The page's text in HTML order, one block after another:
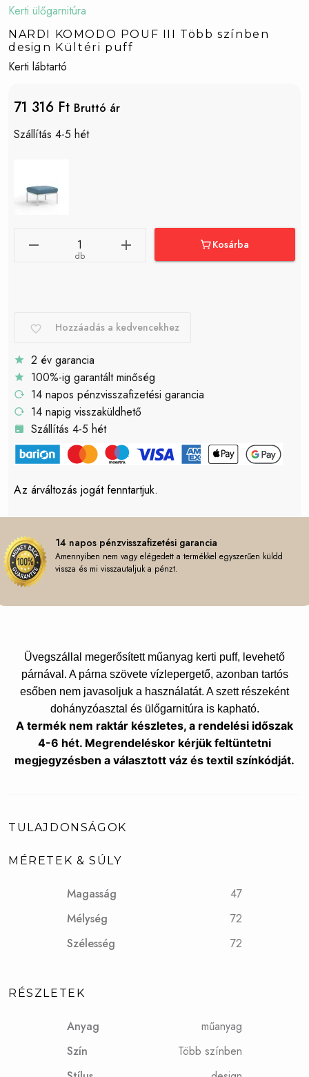
Kerti ülőgarnitúra
NARDI KOMODO POUF III Több színben
design Kültéri puff
Kerti lábtartó
71 316 Ft Bruttó ár
Szállítás 4-5 hét
db
Kosárba
Hozzáadás a kedvencekhez
2 év garancia
100%-ig garantált minőség
14 napos pénzvisszafizetési garancia
14 napig visszaküldhető
Szállítás 4-5 hét
Az árváltozás jogát fenntartjuk.
14 napos pénzvisszafizetési garancia
Amennyiben nem vagy elégedett a termékkel egyszerűen küldd
vissza és mi visszautaljuk a pénzt.
Üvegszállal megerősített műanyag kerti puff, levehető
párnával. A párna szövete vízlepergető, azonban tartós
esőben nem javasoljuk a használatát. A szett részeként
dohányzóasztal és ülőgarnitúra is kapható.
A termék nem raktár készletes, a rendelési időszak
4-6 hét. Megrendeléskor kérjük feltüntetni
megjegyzésben a választott váz és textil színkódját.
TULAJDONSÁGOK
MÉRETEK & SÚLY
Magasság
47
Mélység
72
Szélesség
72
RÉSZLETEK
Anyag
műanyag
Szín
Több színben